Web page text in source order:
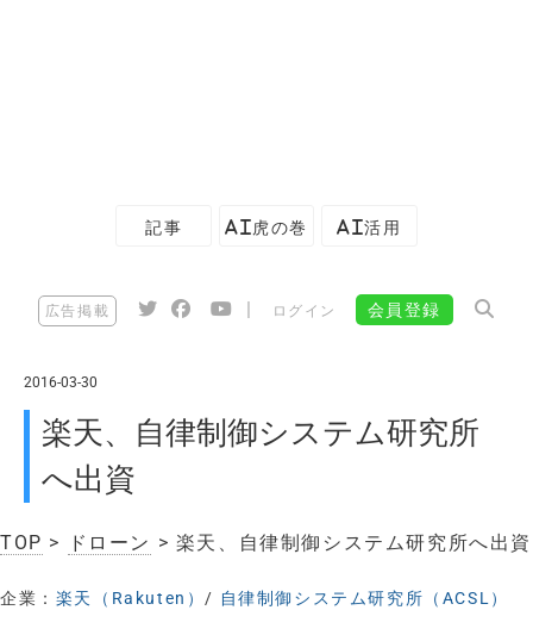
記事 AI虎の巻 AI活用
広告掲載 ログイン 会員登録
2016-03-30
楽天、自律制御システム研究所
へ出資
TOP > ドローン > 楽天、自律制御システム研究所へ出資
企業： 楽天（Rakuten）/ 自律制御システム研究所（ACSL）